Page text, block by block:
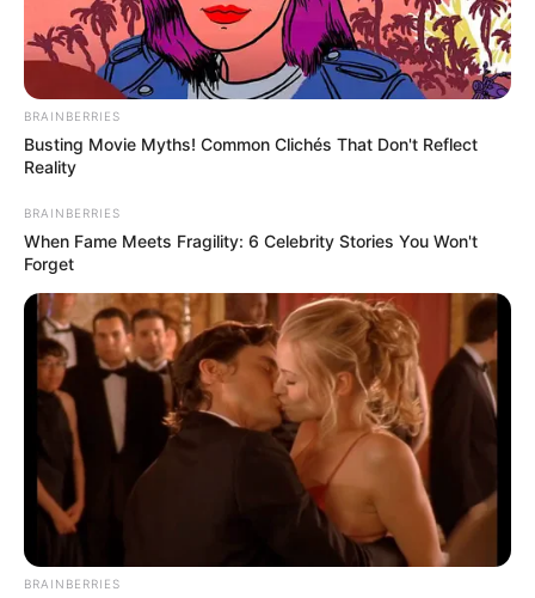
BRAINBERRIES
Busting Movie Myths! Common Clichés That Don't Reflect
Reality
BRAINBERRIES
When Fame Meets Fragility: 6 Celebrity Stories You Won't
Forget
BRAINBERRIES